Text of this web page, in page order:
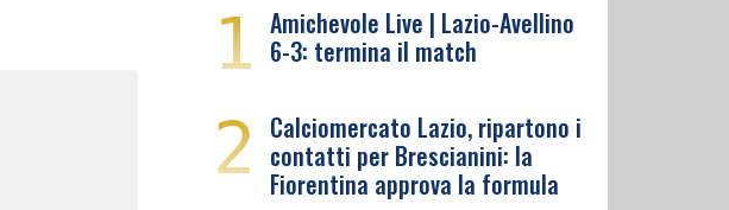
1 Amichevole Live | Lazio-Avellino
6-3: termina il match
2 Calciomercato Lazio, ripartono i
contatti per Brescianini: la
Fiorentina approva la formula